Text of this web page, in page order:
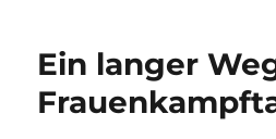
Ein langer